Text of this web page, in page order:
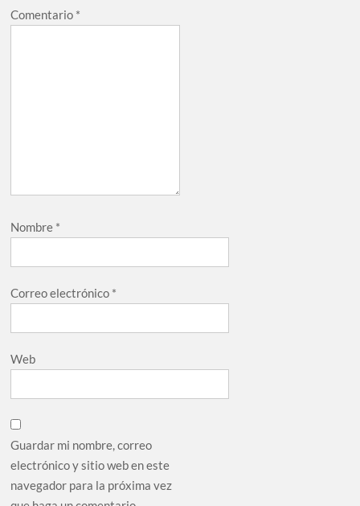
Comentario *
Nombre *
Correo electrónico *
Web
Guardar mi nombre, correo
electrónico y sitio web en este
navegador para la próxima vez